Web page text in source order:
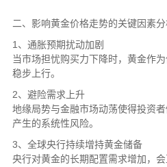
二、影响黄金价格走势的关键因素
1、通胀预期扰动加剧
当市场担忧购买力下降时，黄金作
稳步上行。
2、避险需求上升
地缘局势与金融市场动荡使得投资
产生的系统性风险。
3、全球央行持续增持黄金储备
央行对黄金的长期配置需求增加，